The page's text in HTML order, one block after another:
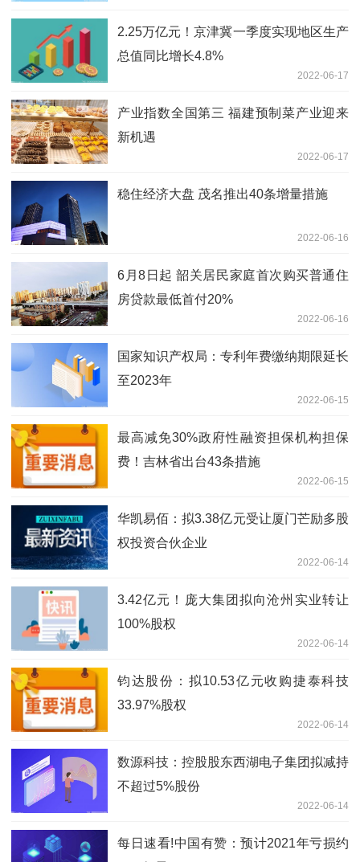
2.25万亿元！京津冀一季度实现地区生产
总值同比增长4.8%
2022-06-17
产业指数全国第三 福建预制菜产业迎来
新机遇
2022-06-17
稳住经济大盘 茂名推出40条增量措施
2022-06-16
6月8日起 韶关居民家庭首次购买普通住
房贷款最低首付20%
2022-06-16
国家知识产权局：专利年费缴纳期限延长
至2023年
2022-06-15
最高减免30%政府性融资担保机构担保
费！吉林省出台43条措施
2022-06-15
华凯易佰：拟3.38亿元受让厦门芒励多股
权投资合伙企业
2022-06-14
3.42亿元！庞大集团拟向沧州实业转让
100%股权
2022-06-14
钧达股份：拟10.53亿元收购捷泰科技
33.97%股权
2022-06-14
数源科技：控股股东西湖电子集团拟减持
不超过5%股份
2022-06-14
每日速看!中国有赞：预计2021年亏损约